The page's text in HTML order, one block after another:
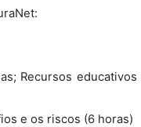
Recursos educativos
e os riscos (6 horas)